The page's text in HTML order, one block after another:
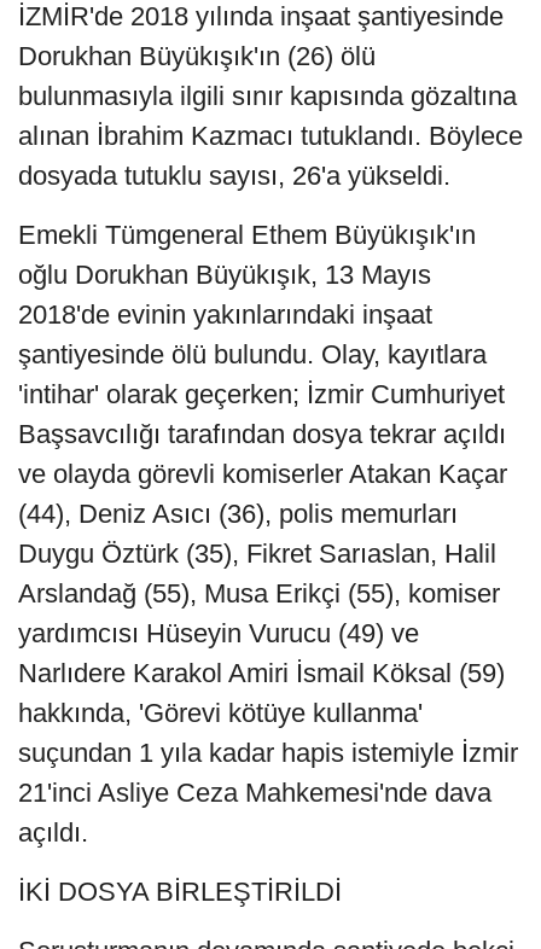
İZMİR'de 2018 yılında inşaat şantiyesinde
Dorukhan Büyükışık'ın (26) ölü
bulunmasıyla ilgili sınır kapısında gözaltına
alınan İbrahim Kazmacı tutuklandı. Böylece
dosyada tutuklu sayısı, 26'a yükseldi.
Emekli Tümgeneral Ethem Büyükışık'ın
oğlu Dorukhan Büyükışık, 13 Mayıs
2018'de evinin yakınlarındaki inşaat
şantiyesinde ölü bulundu. Olay, kayıtlara
'intihar' olarak geçerken; İzmir Cumhuriyet
Başsavcılığı tarafından dosya tekrar açıldı
ve olayda görevli komiserler Atakan Kaçar
(44), Deniz Asıcı (36), polis memurları
Duygu Öztürk (35), Fikret Sarıaslan, Halil
Arslandağ (55), Musa Erikçi (55), komiser
yardımcısı Hüseyin Vurucu (49) ve
Narlıdere Karakol Amiri İsmail Köksal (59)
hakkında, 'Görevi kötüye kullanma'
suçundan 1 yıla kadar hapis istemiyle İzmir
21'inci Asliye Ceza Mahkemesi'nde dava
açıldı.
İKİ DOSYA BİRLEŞTİRİLDİ